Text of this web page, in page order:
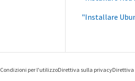
"Installare
Condizioni per l'utilizzoDirettiva sulla privacyDirettiva